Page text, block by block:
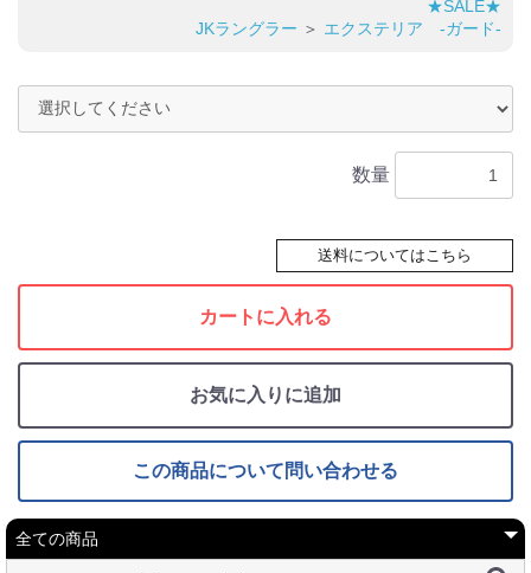
★SALE★
JKラングラー ＞ エクステリア -ガード-
数量
送料についてはこちら
カートに入れる
お気に入りに追加
この商品について問い合わせる